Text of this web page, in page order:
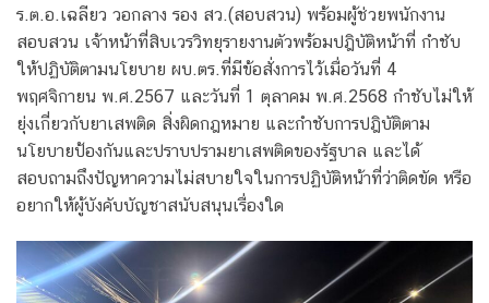
ร.ต.อ.เฉลียว วอกลาง รอง สว.(สอบสวน) พร้อมผู้ช่วยพนักงาน
สอบสวน เจ้าหน้าที่สิบเวรวิทยุรายงานตัวพร้อมปฎิบัติหน้าที่ กำชับ
ให้ปฏิบัติตามนโยบาย ผบ.ตร.ที่มีข้อสั่งการไว้เมื่อวันที่ 4
พฤศจิกายน พ.ศ.2567 และวันที่ 1 ตุลาคม พ.ศ.2568 กำชับไม่ให้
ยุ่งเกี่ยวกับยาเสพติด สิ่งผิดกฎหมาย และกำชับการปฎิบัติตาม
นโยบายป้องกันและปราบปรามยาเสพติดของรัฐบาล และได้
สอบถามถึงปัญหาความไม่สบายใจในการปฏิบัติหน้าที่ว่าติดขัด หรือ
อยากให้ผู้บังคับบัญชาสนับสนุนเรื่องใด